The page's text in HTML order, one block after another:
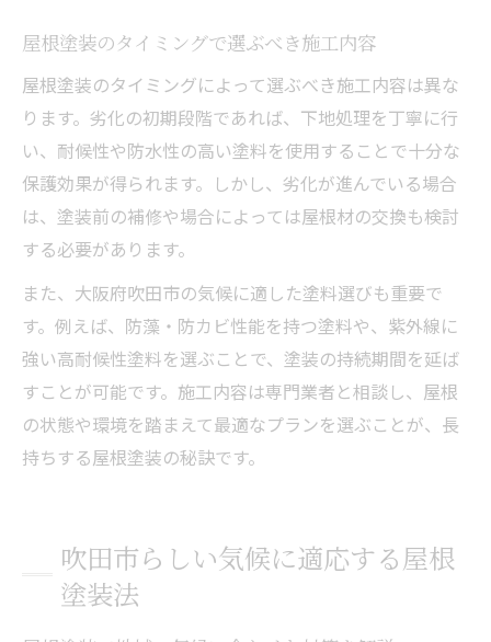
屋根塗装のタイミングで選ぶべき施工内容
屋根塗装のタイミングによって選ぶべき施工内容は異な
ります。劣化の初期段階であれば、下地処理を丁寧に行
い、耐候性や防水性の高い塗料を使用することで十分な
保護効果が得られます。しかし、劣化が進んでいる場合
は、塗装前の補修や場合によっては屋根材の交換も検討
する必要があります。
また、大阪府吹田市の気候に適した塗料選びも重要で
す。例えば、防藻・防カビ性能を持つ塗料や、紫外線に
強い高耐候性塗料を選ぶことで、塗装の持続期間を延ば
すことが可能です。施工内容は専門業者と相談し、屋根
の状態や環境を踏まえて最適なプランを選ぶことが、長
持ちする屋根塗装の秘訣です。
吹田市らしい気候に適応する屋根
塗装法